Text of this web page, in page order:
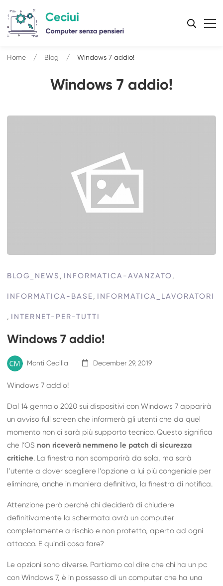
Windows 7 addio!
Home Blog Windows 7 addio!
BLOG_NEWS , INFORMATICA-AVANZATO ,
INFORMATICA-BASE , INFORMATICA_LAVORATORI
, INTERNET-PER-TUTTI
Windows 7 addio!
Monti Cecilia December 29, 2019
Windows 7 addio!
Dal 14 gennaio 2020 sui dispositivi con Windows 7 apparirà
un avviso full screen che informerà gli utenti che da quel
momento non ci sarà più supporto tecnico. Questo significa
che l’OS non riceverà nemmeno le patch di sicurezza
critiche. La finestra non scomparirà da sola, ma sarà
l’utente a dover scegliere l’opzione a lui più congeniale per
eliminare, anche in maniera definitiva, la finestra di notifica.
Attenzione però perchè chi deciderà di chiudere
definitivamente la schermata avrà un computer
completamente a rischio e non protetto, aperto ad ogni
attacco. E quindi cosa fare?
Le opzioni sono diverse. Partiamo col dire che chi ha un pc
con Windows 7, è in possesso di un computer che ha una